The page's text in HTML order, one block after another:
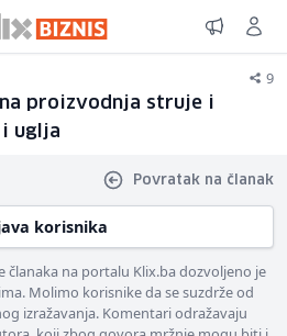
9
proizvodnja struje i
i uglja
Povratak na članak
korisnika
članaka na portalu Klix.ba dozvoljeno je
Molimo korisnike da se suzdrže od
izražavanja. Komentari odražavaju